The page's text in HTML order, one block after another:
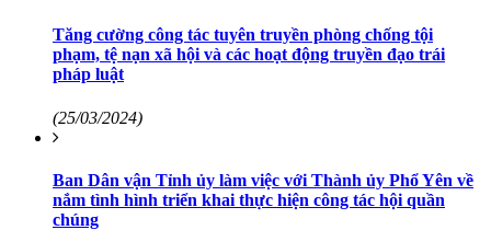
Tăng cường công tác tuyên truyền phòng chống tội
phạm, tệ nạn xã hội và các hoạt động truyền đạo trái
pháp luật
(25/03/2024)
Ban Dân vận Tỉnh ủy làm việc với Thành ủy Phổ Yên về
nắm tình hình triển khai thực hiện công tác hội quần
chúng